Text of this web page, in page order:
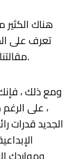
هناك
مقالتنا كيفية النجاح في منصة تتدفق المبدعين.
ومع ذلك ،
، على
الجديد قدرات